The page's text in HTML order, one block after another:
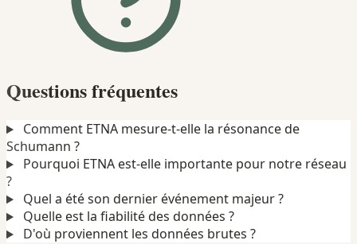
Questions fréquentes
Comment ETNA mesure-t-elle la résonance de
Schumann ?
Pourquoi ETNA est-elle importante pour notre réseau
?
Quel a été son dernier événement majeur ?
Quelle est la fiabilité des données ?
D'où proviennent les données brutes ?